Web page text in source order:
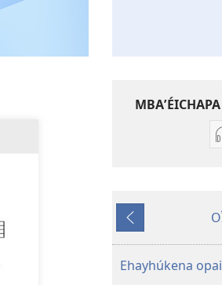
Kóva
mboyve
Ehayhúkena